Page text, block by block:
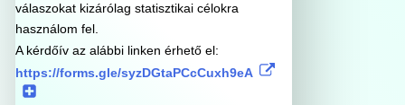
válaszokat kizárólag statisztikai célokra
használom fel.
A kérdőív az alábbi linken érhető el:
https://forms.gle/syzDGtaPCcCuxh9eA